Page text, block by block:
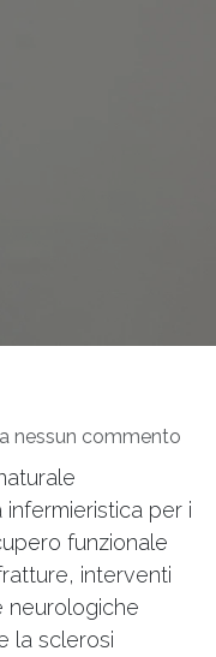
nessun commento
per i
funzionale
interventi
neurologiche
la sclerosi